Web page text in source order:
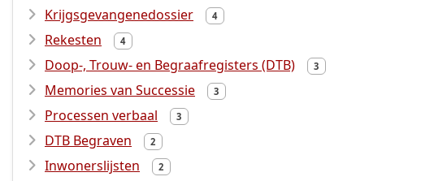
Krijgsgevangenedossier 4
Rekesten 4
Doop-, Trouw- en Begraafregisters (DTB) 3
Memories van Successie 3
Processen verbaal 3
DTB Begraven 2
Inwonerslijsten 2